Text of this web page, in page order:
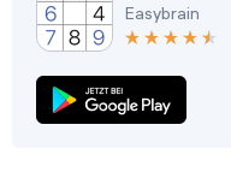
SpielenEasybrain